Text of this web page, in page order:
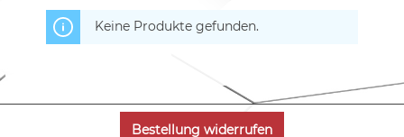
Keine Produkte gefunden.
Bestellung widerrufen